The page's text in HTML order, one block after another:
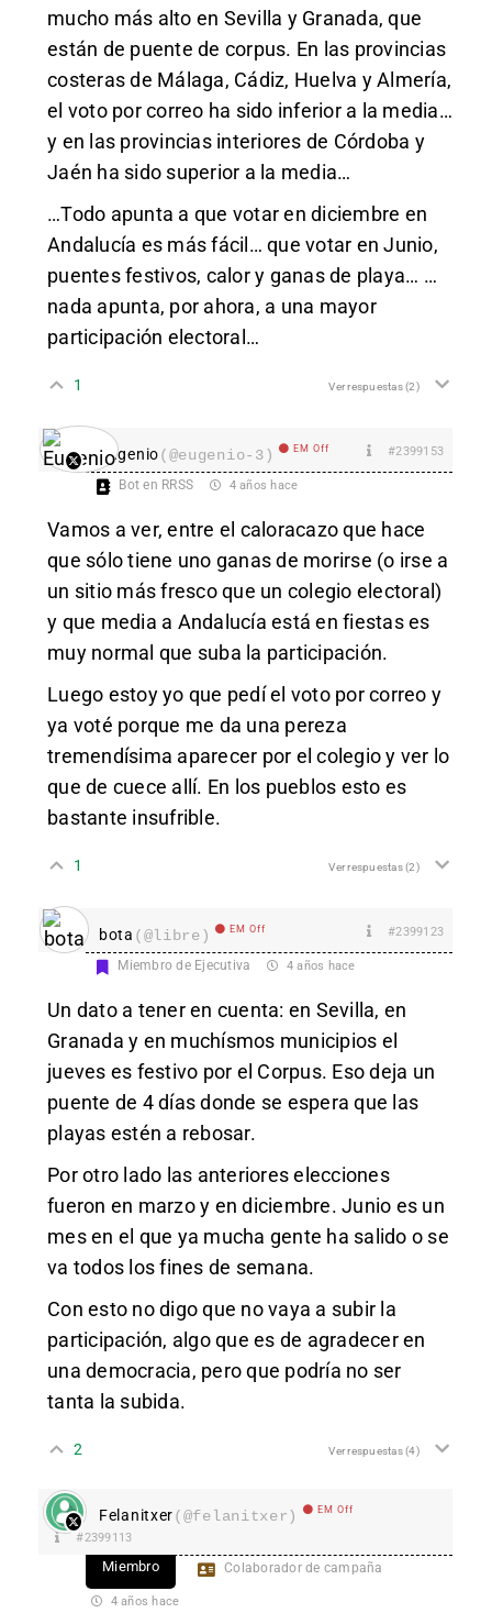
mucho más alto en Sevilla y Granada, que
están de puente de corpus. En las provincias
costeras de Málaga, Cádiz, Huelva y Almería,
el voto por correo ha sido inferior a la media…
y en las provincias interiores de Córdoba y
Jaén ha sido superior a la media…
…Todo apunta a que votar en diciembre en
Andalucía es más fácil… que votar en Junio,
puentes festivos, calor y ganas de playa… …
nada apunta, por ahora, a una mayor
participación electoral…
1 Ver respuestas(2)
Eugenio(@eugenio-3) EM Off #2399153
Bot en RRSS 4 años hace
Vamos a ver, entre el caloracazo que hace
que sólo tiene uno ganas de morirse (o irse a
un sitio más fresco que un colegio electoral)
y que media a Andalucía está en fiestas es
muy normal que suba la participación.
Luego estoy yo que pedí el voto por correo y
ya voté porque me da una pereza
tremendísima aparecer por el colegio y ver lo
que de cuece allí. En los pueblos esto es
bastante insufrible.
1 Ver respuestas(2)
bota (@libre) EM Off #2399123
Miembro de Ejecutiva 4 años hace
Un dato a tener en cuenta: en Sevilla, en
Granada y en muchísmos municipios el
jueves es festivo por el Corpus. Eso deja un
puente de 4 días donde se espera que las
playas estén a rebosar.
Por otro lado las anteriores elecciones
fueron en marzo y en diciembre. Junio es un
mes en el que ya mucha gente ha salido o se
va todos los fines de semana.
Con esto no digo que no vaya a subir la
participación, algo que es de agradecer en
una democracia, pero que podría no ser
tanta la subida.
2 Ver respuestas(4)
Felanitxer(@felanitxer) EM Off
#2399113
Miembro Colaborador de campaña
4 años hace